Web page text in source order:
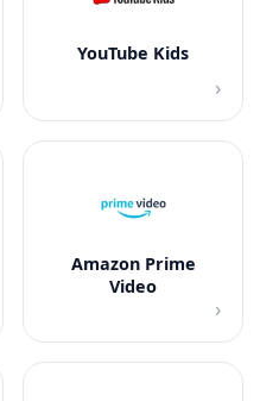
YouTube Kids
›
Amazon Prime
Video
›